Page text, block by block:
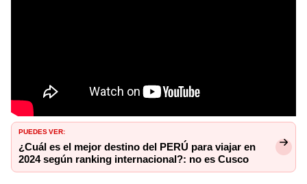
PUEDES VER:
¿Cuál es el mejor destino del PERÚ para viajar en
2024 según ranking internacional?: no es Cusco